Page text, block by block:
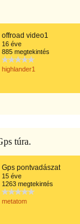
offroad video1
16 éve
885 megtekintés
highlander1
túra.
Gps pontvadászat
15 éve
1263 megtekintés
metatom